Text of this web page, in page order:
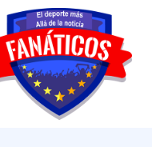
F
a
Noticias
deportivas